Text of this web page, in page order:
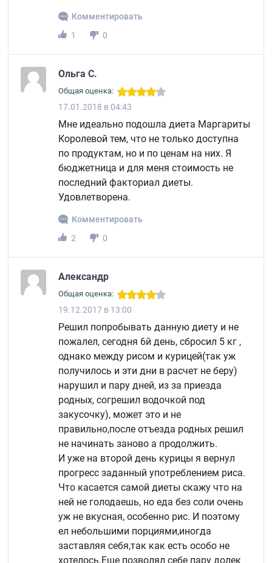
Комментировать
1
0
Ольга С.
Общая оценка:
17.01.2018 в 04:43
Мне идеально подошла диета Маргариты
Королевой тем, что не только доступна
по продуктам, но и по ценам на них. Я
бюджетница и для меня стоимость не
последний факториал диеты.
Удовлетворена.
Комментировать
2
0
Александр
Общая оценка:
19.12.2017 в 13:00
Решил попробывать данную диету и не
пожалел, сегодня 6й день, сбросил 5 кг ,
однако между рисом и курицей(так уж
получилось и эти дни в расчет не беру)
нарушил и пару дней, из за приезда
родных, согрешил водочкой под
закусочку), может это и не
правильно,после отъезда родных решил
не начинать заново а продолжить.
И уже на второй день курицы я вернул
прогресс заданный употреблением риса.
Что касается самой диеты скажу что на
ней не голодаешь, но еда без соли очень
уж не вкусная, особенно рис. И поэтому
ел небольшими порциями,иногда
заставляя себя,так как есть особо не
хотелось.Еще позволял себе пару долек